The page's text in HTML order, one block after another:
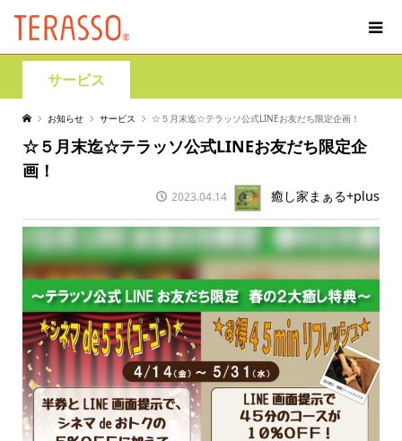
サービス
お知らせ サービス ☆５月末迄☆テラッソ公式LINEお友だち限定企画！
☆５月末迄☆テラッソ公式LINEお友だち限定企
画！
2023.04.14 癒し家まぁる+plus